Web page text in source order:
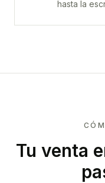
hasta la
Tu venta